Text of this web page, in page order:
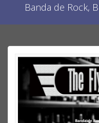
Banda de Rock,